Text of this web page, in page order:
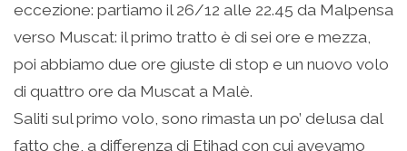
eccezione: partiamo il 26/12 alle 22.45 da Malpensa
verso Muscat: il primo tratto è di sei ore e mezza,
poi abbiamo due ore giuste di stop e un nuovo volo
di quattro ore da Muscat a Malè.
Saliti sul primo volo, sono rimasta un po’ delusa dal
fatto che, a differenza di Etihad con cui avevamo